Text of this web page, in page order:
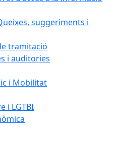
suggeriments i
tramitació
i auditories
i Mobilitat
i LGTBI